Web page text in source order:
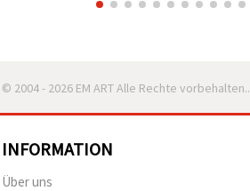
© 2004 - 2026 EM ART Alle Rechte vorbehalten..
INFORMATION
Über uns